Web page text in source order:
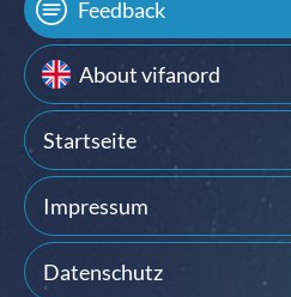
Feedback
About vifanord
Startseite
Impressum
Datenschutz